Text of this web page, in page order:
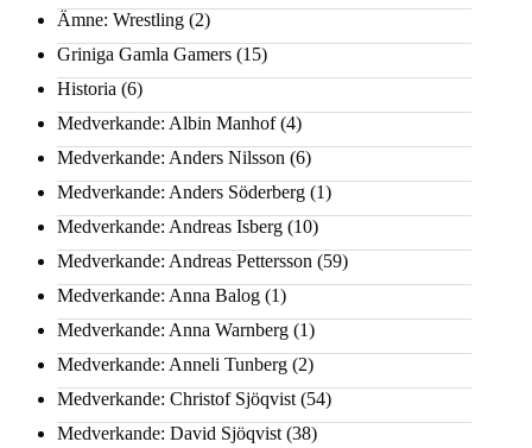
Ämne: Wrestling (2)
Griniga Gamla Gamers (15)
Historia (6)
Medverkande: Albin Manhof(4)
Medverkande: Anders Nilsson (6)
Medverkande: Anders Söderberg (1)
Medverkande: Andreas Isberg (10)
Medverkande: Andreas Pettersson (59)
Medverkande: Anna Balog (1)
Medverkande: Anna Warnberg (1)
Medverkande: Anneli Tunberg (2)
Medverkande: Christof Sjöqvist (54)
Medverkande: David Sjöqvist (38)